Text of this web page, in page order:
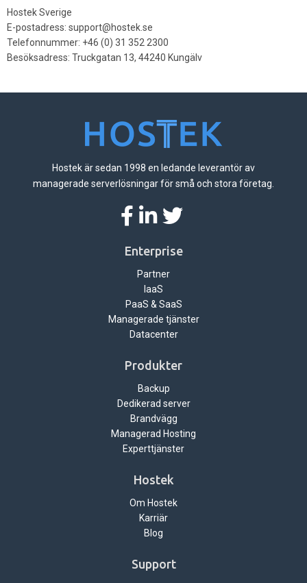
Hostek Sverige
E-postadress: support@hostek.se
Telefonnummer: +46 (0) 31 352 2300
Besöksadress: Truckgatan 13, 44240 Kungälv
Hostek är sedan 1998 en ledande leverantör av
managerade serverlösningar för små och stora företag.
Enterprise
Partner
IaaS
PaaS & SaaS
Managerade tjänster
Datacenter
Produkter
Backup
Dedikerad server
Brandvägg
Managerad Hosting
Experttjänster
Hostek
Om Hostek
Karriär
Blog
Support